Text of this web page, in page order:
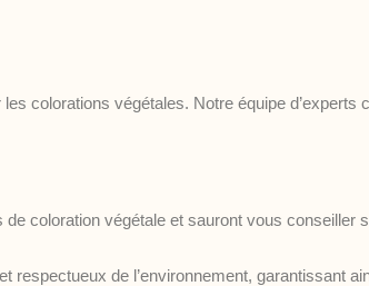
colorations végétales. Notre équipe
coloration végétale et sauront vous
respectueux de l’environnement, garantissant